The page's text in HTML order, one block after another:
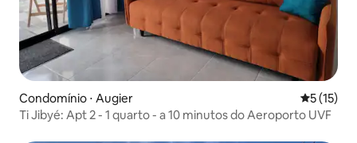
Condomínio ⋅ Augier 5 de uma
5 (15)
Ti Jibyé: Apt 2 - 1 quarto - a 10 minutos do Aeroporto UVF